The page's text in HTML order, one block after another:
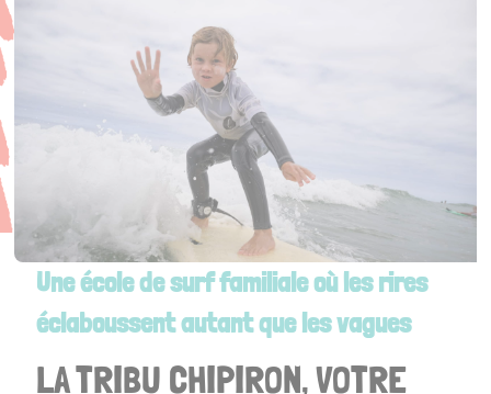
Une école de surf familiale où les rires
éclaboussent autant que les vagues
LA TRIBU CHIPIRON, VOTRE